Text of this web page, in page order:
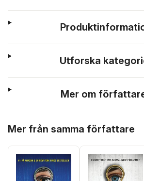
Utforska
Mer om
Mer från samma författare